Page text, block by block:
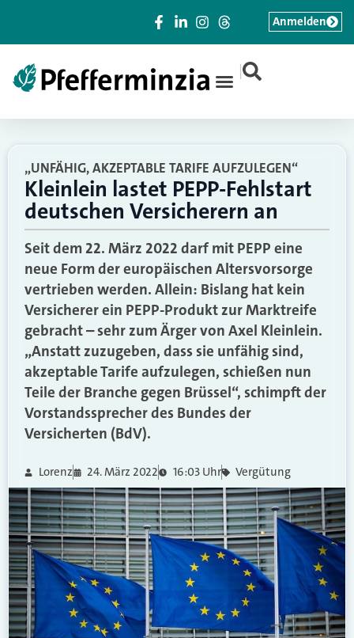
|
Anmelden
„UNFÄHIG, AKZEPTABLE TARIFE AUFZULEGEN“
Kleinlein lastet PEPP-Fehlstart
deutschen Versicherern an
Seit dem 22. März 2022 darf mit PEPP eine
neue Form der europäischen Altersvorsorge
vertrieben werden. Allein: Bislang hat kein
Versicherer ein PEPP-Produkt zur Marktreife
gebracht – sehr zum Ärger von Axel Kleinlein.
„Anstatt zuzugeben, dass sie unfähig sind,
akzeptable Tarife aufzulegen, schießen nun
Teile der Branche gegen Brüssel“, schimpft der
Vorstandssprecher des Bundes der
Versicherten (BdV).
Lorenz 24. März 2022 16:03 Uhr Vergütung